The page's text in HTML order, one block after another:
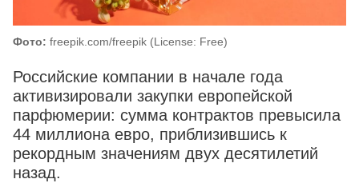
Фото: freepik.com/freepik (License: Free)
Российские компании в начале года
активизировали закупки европейской
парфюмерии: сумма контрактов превысила
44 миллиона евро, приблизившись к
рекордным значениям двух десятилетий
назад.